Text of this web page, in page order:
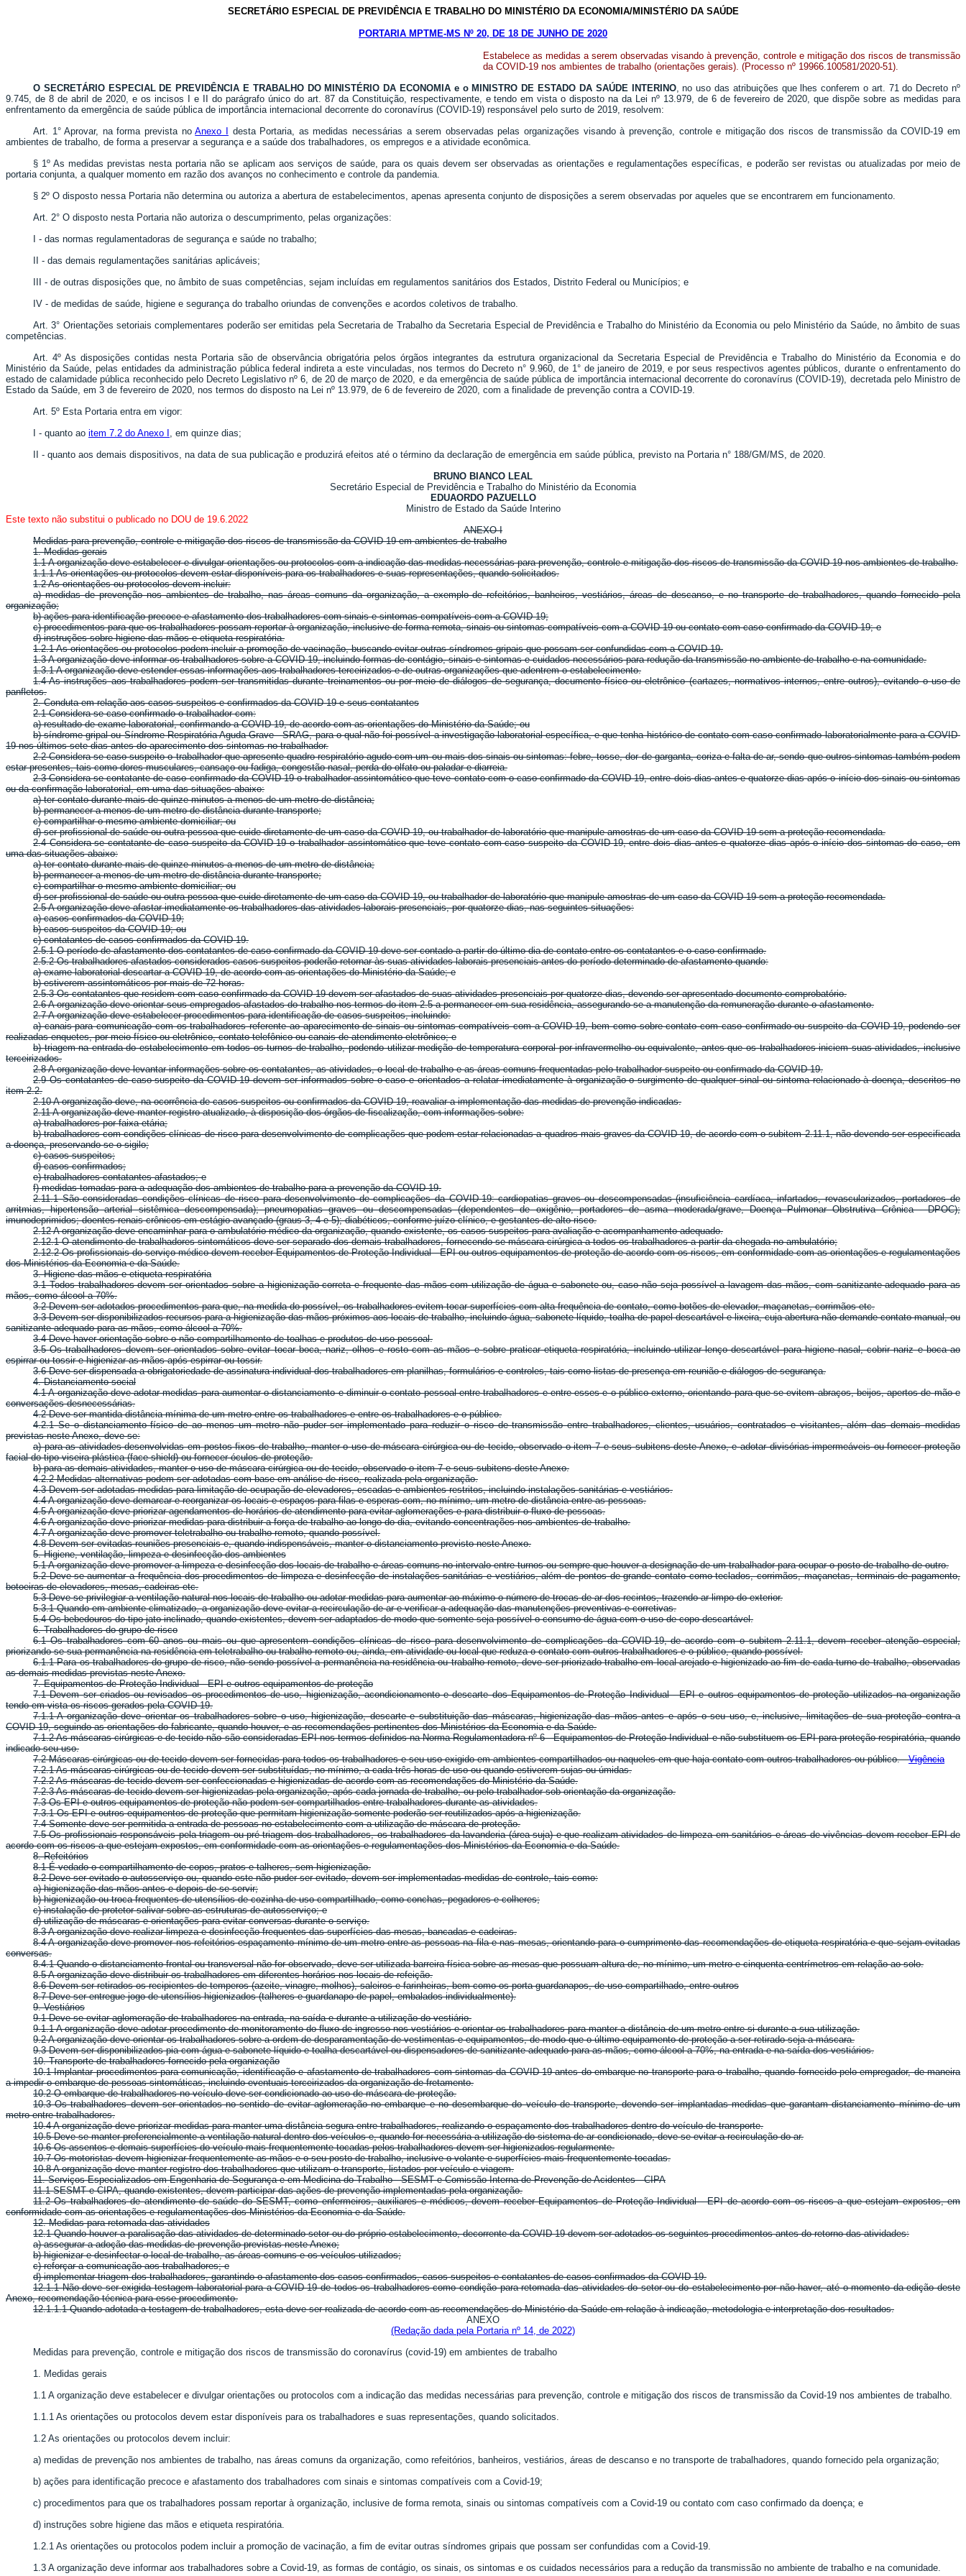
SECRETÁRIO ESPECIAL DE PREVIDÊNCIA E TRABALHO DO MINISTÉRIO DA ECONOMIA/MINISTÉRIO DA SAÚDE
PORTARIA MPTME-MS Nº 20, DE 18 DE JUNHO DE 2020
Estabelece as medidas a serem observadas visando à prevenção, controle e mitigação dos riscos de transmissão
da COVID-19 nos ambientes de trabalho (orientações gerais). (Processo nº 19966.100581/2020-51).
O SECRETÁRIO ESPECIAL DE PREVIDÊNCIA E TRABALHO DO MINISTÉRIO DA ECONOMIA e o MINISTRO DE ESTADO DA SAÚDE INTERINO, no uso das atribuições que lhes conferem o art. 71 do Decreto nº
9.745, de 8 de abril de 2020, e os incisos I e II do parágrafo único do art. 87 da Constituição, respectivamente, e tendo em vista o disposto na da Lei nº 13.979, de 6 de fevereiro de 2020, que dispõe sobre as medidas para
enfrentamento da emergência de saúde pública de importância internacional decorrente do coronavírus (COVID-19) responsável pelo surto de 2019, resolvem:
Art. 1° Aprovar, na forma prevista noAnexo I
desta Portaria, as medidas necessárias a serem observadas pelas organizações visando à prevenção, controle e mitigação dos riscos de transmissão da COVID-19 em
ambientes de trabalho, de forma a preservar a segurança e a saúde dos trabalhadores, os empregos e a atividade econômica.
§ 1º As medidas previstas nesta portaria não se aplicam aos serviços de saúde, para os quais devem ser observadas as orientações e regulamentações específicas, e poderão ser revistas ou atualizadas por meio de
portaria conjunta, a qualquer momento em razão dos avanços no conhecimento e controle da pandemia.
§ 2º O disposto nessa Portaria não determina ou autoriza a abertura de estabelecimentos, apenas apresenta conjunto de disposições a serem observadas por aqueles que se encontrarem em funcionamento.
Art. 2° O disposto nesta Portaria não autoriza o descumprimento, pelas organizações:
I - das normas regulamentadoras de segurança e saúde no trabalho;
II - das demais regulamentações sanitárias aplicáveis;
III - de outras disposições que, no âmbito de suas competências, sejam incluídas em regulamentos sanitários dos Estados, Distrito Federal ou Municípios; e
IV - de medidas de saúde, higiene e segurança do trabalho oriundas de convenções e acordos coletivos de trabalho.
Art. 3° Orientações setoriais complementares poderão ser emitidas pela Secretaria de Trabalho da Secretaria Especial de Previdência e Trabalho do Ministério da Economia ou pelo Ministério da Saúde, no âmbito de suas
competências.
Art. 4º As disposições contidas nesta Portaria são de observância obrigatória pelos órgãos integrantes da estrutura organizacional da Secretaria Especial de Previdência e Trabalho do Ministério da Economia e do
Ministério da Saúde, pelas entidades da administração pública federal indireta a este vinculadas, nos termos do Decreto n° 9.960, de 1° de janeiro de 2019, e por seus respectivos agentes públicos, durante o enfrentamento do
estado de calamidade pública reconhecido pelo Decreto Legislativo nº 6, de 20 de março de 2020, e da emergência de saúde pública de importância internacional decorrente do coronavírus (COVID-19), decretada pelo Ministro de
Estado da Saúde, em 3 de fevereiro de 2020, nos termos do disposto na Lei nº 13.979, de 6 de fevereiro de 2020, com a finalidade de prevenção contra a COVID-19.
Art. 5º Esta Portaria entra em vigor:
I - quanto ao item 7.2 do Anexo I , em quinze dias;
II - quanto aos demais dispositivos, na data de sua publicação e produzirá efeitos até o término da declaração de emergência em saúde pública, previsto na Portaria n° 188/GM/MS, de 2020.
BRUNO BIANCO LEAL
Secretário Especial de Previdência e Trabalho do Ministério da Economia
EDUAORDO PAZUELLO
Ministro de Estado da Saúde Interino
Este texto não substitui o publicado no DOU de 19.6.2022
ANEXO I
Medidas para prevenção, controle e mitigação dos riscos de transmissão da COVID-19 em ambientes de trabalho
1. Medidas gerais
1.1 A organização deve estabelecer e divulgar orientações ou protocolos com a indicação das medidas necessárias para prevenção, controle e mitigação dos riscos de transmissão da COVID-19 nos ambientes de trabalho.
1.1.1 As orientações ou protocolos devem estar disponíveis para os trabalhadores e suas representações, quando solicitados.
1.2 As orientações ou protocolos devem incluir:
a) medidas de prevenção nos ambientes de trabalho, nas áreas comuns da organização, a exemplo de refeitórios, banheiros, vestiários, áreas de descanso, e no transporte de trabalhadores, quando fornecido pela
organização;
b) ações para identificação precoce e afastamento dos trabalhadores com sinais e sintomas compatíveis com a COVID-19;
c) procedimentos para que os trabalhadores possam reportar à organização, inclusive de forma remota, sinais ou sintomas compatíveis com a COVID-19 ou contato com caso confirmado da COVID-19; e
d) instruções sobre higiene das mãos e etiqueta respiratória.
1.2.1 As orientações ou protocolos podem incluir a promoção de vacinação, buscando evitar outras síndromes gripais que possam ser confundidas com a COVID-19.
1.3 A organização deve informar os trabalhadores sobre a COVID-19, incluindo formas de contágio, sinais e sintomas e cuidados necessários para redução da transmissão no ambiente de trabalho e na comunidade.
1.3.1 A organização deve estender essas informações aos trabalhadores terceirizados e de outras organizações que adentrem o estabelecimento.
1.4 As instruções aos trabalhadores podem ser transmitidas durante treinamentos ou por meio de diálogos de segurança, documento físico ou eletrônico (cartazes, normativos internos, entre outros), evitando o uso de
panfletos.
2. Conduta em relação aos casos suspeitos e confirmados da COVID-19 e seus contatantes
2.1 Considera-se caso confirmado o trabalhador com:
a) resultado de exame laboratorial, confirmando a COVID-19, de acordo com as orientações do Ministério da Saúde; ou
b) síndrome gripal ou Síndrome Respiratória Aguda Grave - SRAG, para o qual não foi possível a investigação laboratorial específica, e que tenha histórico de contato com caso confirmado laboratorialmente para a COVID-
19 nos últimos sete dias antes do aparecimento dos sintomas no trabalhador.
2.2 Considera-se caso suspeito o trabalhador que apresente quadro respiratório agudo com um ou mais dos sinais ou sintomas: febre, tosse, dor de garganta, coriza e falta de ar, sendo que outros sintomas também podem
estar presentes, tais como dores musculares, cansaço ou fadiga, congestão nasal, perda do olfato ou paladar e diarreia.
2.3 Considera-se contatante de caso confirmado da COVID-19 o trabalhador assintomático que teve contato com o caso confirmado da COVID-19, entre dois dias antes e quatorze dias após o início dos sinais ou sintomas
ou da confirmação laboratorial, em uma das situações abaixo:
a) ter contato durante mais de quinze minutos a menos de um metro de distância;
b) permanecer a menos de um metro de distância durante transporte;
c) compartilhar o mesmo ambiente domiciliar; ou
d) ser profissional de saúde ou outra pessoa que cuide diretamente de um caso da COVID-19, ou trabalhador de laboratório que manipule amostras de um caso da COVID-19 sem a proteção recomendada.
2.4 Considera-se contatante de caso suspeito da COVID-19 o trabalhador assintomático que teve contato com caso suspeito da COVID-19, entre dois dias antes e quatorze dias após o início dos sintomas do caso, em
uma das situações abaixo:
a) ter contato durante mais de quinze minutos a menos de um metro de distância;
b) permanecer a menos de um metro de distância durante transporte;
c) compartilhar o mesmo ambiente domiciliar; ou
d) ser profissional de saúde ou outra pessoa que cuide diretamente de um caso da COVID-19, ou trabalhador de laboratório que manipule amostras de um caso da COVID-19 sem a proteção recomendada.
2.5 A organização deve afastar imediatamente os trabalhadores das atividades laborais presenciais, por quatorze dias, nas seguintes situações:
a) casos confirmados da COVID-19;
b) casos suspeitos da COVID-19; ou
c) contatantes de casos confirmados da COVID-19.
2.5.1 O período de afastamento dos contatantes de caso confirmado da COVID-19 deve ser contado a partir do último dia de contato entre os contatantes e o caso confirmado.
2.5.2 Os trabalhadores afastados considerados casos suspeitos poderão retornar às suas atividades laborais presenciais antes do período determinado de afastamento quando:
a) exame laboratorial descartar a COVID-19, de acordo com as orientações do Ministério da Saúde; e
b) estiverem assintomáticos por mais de 72 horas.
2.5.3 Os contatantes que residem com caso confirmado da COVID-19 devem ser afastados de suas atividades presenciais por quatorze dias, devendo ser apresentado documento comprobatório.
2.6 A organização deve orientar seus empregados afastados do trabalho nos termos do item 2.5 a permanecer em sua residência, assegurando-se a manutenção da remuneração durante o afastamento.
2.7 A organização deve estabelecer procedimentos para identificação de casos suspeitos, incluindo:
a) canais para comunicação com os trabalhadores referente ao aparecimento de sinais ou sintomas compatíveis com a COVID-19, bem como sobre contato com caso confirmado ou suspeito da COVID-19, podendo ser
realizadas enquetes, por meio físico ou eletrônico, contato telefônico ou canais de atendimento eletrônico; e
b) triagem na entrada do estabelecimento em todos os turnos de trabalho, podendo utilizar medição de temperatura corporal por infravermelho ou equivalente, antes que os trabalhadores iniciem suas atividades, inclusive
terceirizados.
2.8 A organização deve levantar informações sobre os contatantes, as atividades, o local de trabalho e as áreas comuns frequentadas pelo trabalhador suspeito ou confirmado da COVID-19.
2.9 Os contatantes de caso suspeito da COVID-19 devem ser informados sobre o caso e orientados a relatar imediatamente à organização o surgimento de qualquer sinal ou sintoma relacionado à doença, descritos no
item 2.2.
2.10 A organização deve, na ocorrência de casos suspeitos ou confirmados da COVID-19, reavaliar a implementação das medidas de prevenção indicadas.
2.11 A organização deve manter registro atualizado, à disposição dos órgãos de fiscalização, com informações sobre:
a) trabalhadores por faixa etária;
b) trabalhadores com condições clínicas de risco para desenvolvimento de complicações que podem estar relacionadas a quadros mais graves da COVID-19, de acordo com o subitem 2.11.1, não devendo ser especificada
a doença, preservando-se o sigilo;
c) casos suspeitos;
d) casos confirmados;
e) trabalhadores contatantes afastados; e
f) medidas tomadas para a adequação dos ambientes de trabalho para a prevenção da COVID-19.
2.11.1 São consideradas condições clínicas de risco para desenvolvimento de complicações da COVID-19: cardiopatias graves ou descompensadas (insuficiência cardíaca, infartados, revascularizados, portadores de
arritmias, hipertensão arterial sistêmica descompensada); pneumopatias graves ou descompensadas (dependentes de oxigênio, portadores de asma moderada/grave, Doença Pulmonar Obstrutiva Crônica - DPOC);
imunodeprimidos; doentes renais crônicos em estágio avançado (graus 3, 4 e 5); diabéticos, conforme juízo clínico, e gestantes de alto risco.
2.12 A organização deve encaminhar para o ambulatório médico da organização, quando existente, os casos suspeitos para avaliação e acompanhamento adequado.
2.12.1 O atendimento de trabalhadores sintomáticos deve ser separado dos demais trabalhadores, fornecendo-se máscara cirúrgica a todos os trabalhadores a partir da chegada no ambulatório;
2.12.2 Os profissionais do serviço médico devem receber Equipamentos de Proteção Individual - EPI ou outros equipamentos de proteção de acordo com os riscos, em conformidade com as orientações e regulamentações
dos Ministérios da Economia e da Saúde.
3. Higiene das mãos e etiqueta respiratória
3.1 Todos trabalhadores devem ser orientados sobre a higienização correta e frequente das mãos com utilização de água e sabonete ou, caso não seja possível a lavagem das mãos, com sanitizante adequado para as
mãos, como álcool a 70%.
3.2 Devem ser adotados procedimentos para que, na medida do possível, os trabalhadores evitem tocar superfícies com alta frequência de contato, como botões de elevador, maçanetas, corrimãos etc.
3.3 Devem ser disponibilizados recursos para a higienização das mãos próximos aos locais de trabalho, incluindo água, sabonete líquido, toalha de papel descartável e lixeira, cuja abertura não demande contato manual, ou
sanitizante adequado para as mãos, como álcool a 70%.
3.4 Deve haver orientação sobre o não compartilhamento de toalhas e produtos de uso pessoal.
3.5 Os trabalhadores devem ser orientados sobre evitar tocar boca, nariz, olhos e rosto com as mãos e sobre praticar etiqueta respiratória, incluindo utilizar lenço descartável para higiene nasal, cobrir nariz e boca ao
espirrar ou tossir e higienizar as mãos após espirrar ou tossir.
3.6 Deve ser dispensada a obrigatoriedade de assinatura individual dos trabalhadores em planilhas, formulários e controles, tais como listas de presença em reunião e diálogos de segurança.
4. Distanciamento social
4.1 A organização deve adotar medidas para aumentar o distanciamento e diminuir o contato pessoal entre trabalhadores e entre esses e o público externo, orientando para que se evitem abraços, beijos, apertos de mão e
conversações desnecessárias.
4.2 Deve ser mantida distância mínima de um metro entre os trabalhadores e entre os trabalhadores e o público.
4.2.1 Se o distanciamento físico de ao menos um metro não puder ser implementado para reduzir o risco de transmissão entre trabalhadores, clientes, usuários, contratados e visitantes, além das demais medidas
previstas neste Anexo, deve-se:
a) para as atividades desenvolvidas em postos fixos de trabalho, manter o uso de máscara cirúrgica ou de tecido, observado o item 7 e seus subitens deste Anexo, e adotar divisórias impermeáveis ou fornecer proteção
facial do tipo viseira plástica (face shield) ou fornecer óculos de proteção.
b) para as demais atividades, manter o uso de máscara cirúrgica ou de tecido, observado o item 7 e seus subitens deste Anexo.
4.2.2 Medidas alternativas podem ser adotadas com base em análise de risco, realizada pela organização.
4.3 Devem ser adotadas medidas para limitação de ocupação de elevadores, escadas e ambientes restritos, incluindo instalações sanitárias e vestiários.
4.4 A organização deve demarcar e reorganizar os locais e espaços para filas e esperas com, no mínimo, um metro de distância entre as pessoas.
4.5 A organização deve priorizar agendamentos de horários de atendimento para evitar aglomerações e para distribuir o fluxo de pessoas.
4.6 A organização deve priorizar medidas para distribuir a força de trabalho ao longo do dia, evitando concentrações nos ambientes de trabalho.
4.7 A organização deve promover teletrabalho ou trabalho remoto, quando possível.
4.8 Devem ser evitadas reuniões presenciais e, quando indispensáveis, manter o distanciamento previsto neste Anexo.
5. Higiene, ventilação, limpeza e desinfecção dos ambientes
5.1 A organização deve promover a limpeza e desinfecção dos locais de trabalho e áreas comuns no intervalo entre turnos ou sempre que houver a designação de um trabalhador para ocupar o posto de trabalho de outro.
5.2 Deve-se aumentar a frequência dos procedimentos de limpeza e desinfecção de instalações sanitárias e vestiários, além de pontos de grande contato como teclados, corrimãos, maçanetas, terminais de pagamento,
botoeiras de elevadores, mesas, cadeiras etc.
5.3 Deve-se privilegiar a ventilação natural nos locais de trabalho ou adotar medidas para aumentar ao máximo o número de trocas de ar dos recintos, trazendo ar limpo do exterior.
5.3.1 Quando em ambiente climatizado, a organização deve evitar a recirculação de ar e verificar a adequação das manutenções preventivas e corretivas.
5.4 Os bebedouros do tipo jato inclinado, quando existentes, devem ser adaptados de modo que somente seja possível o consumo de água com o uso de copo descartável.
6. Trabalhadores do grupo de risco
6.1 Os trabalhadores com 60 anos ou mais ou que apresentem condições clínicas de risco para desenvolvimento de complicações da COVID-19, de acordo com o subitem 2.11.1, devem receber atenção especial,
priorizando-se sua permanência na residência em teletrabalho ou trabalho remoto ou, ainda, em atividade ou local que reduza o contato com outros trabalhadores e o público, quando possível.
6.1.1 Para os trabalhadores do grupo de risco, não sendo possível a permanência na residência ou trabalho remoto, deve ser priorizado trabalho em local arejado e higienizado ao fim de cada turno de trabalho, observadas
as demais medidas previstas neste Anexo.
7. Equipamentos de Proteção Individual - EPI e outros equipamentos de proteção
7.1 Devem ser criados ou revisados os procedimentos de uso, higienização, acondicionamento e descarte dos Equipamentos de Proteção Individual - EPI e outros equipamentos de proteção utilizados na organização
tendo em vista os riscos gerados pela COVID-19.
7.1.1 A organização deve orientar os trabalhadores sobre o uso, higienização, descarte e substituição das máscaras, higienização das mãos antes e após o seu uso, e, inclusive, limitações de sua proteção contra a
COVID-19, seguindo as orientações do fabricante, quando houver, e as recomendações pertinentes dos Ministérios da Economia e da Saúde.
7.1.2 As máscaras cirúrgicas e de tecido não são consideradas EPI nos termos definidos na Norma Regulamentadora nº 6 - Equipamentos de Proteção Individual e não substituem os EPI para proteção respiratória, quando
indicado seu uso.
7.2 Máscaras cirúrgicas ou de tecido devem ser fornecidas para todos os trabalhadores e seu uso exigido em ambientes compartilhados ou naqueles em que haja contato com outros trabalhadores ou público.Vigência
7.2.1 As máscaras cirúrgicas ou de tecido devem ser substituídas, no mínimo, a cada três horas de uso ou quando estiverem sujas ou úmidas.
7.2.2 As máscaras de tecido devem ser confeccionadas e higienizadas de acordo com as recomendações do Ministério da Saúde.
7.2.3 As máscaras de tecido devem ser higienizadas pela organização, após cada jornada de trabalho, ou pelo trabalhador sob orientação da organização.
7.3 Os EPI e outros equipamentos de proteção não podem ser compartilhados entre trabalhadores durante as atividades.
7.3.1 Os EPI e outros equipamentos de proteção que permitam higienização somente poderão ser reutilizados após a higienização.
7.4 Somente deve ser permitida a entrada de pessoas no estabelecimento com a utilização de máscara de proteção.
7.5 Os profissionais responsáveis pela triagem ou pré-triagem dos trabalhadores, os trabalhadores da lavanderia (área suja) e que realizam atividades de limpeza em sanitários e áreas de vivências devem receber EPI de
acordo com os riscos a que estejam expostos, em conformidade com as orientações e regulamentações dos Ministérios da Economia e da Saúde.
8. Refeitórios
8.1 É vedado o compartilhamento de copos, pratos e talheres, sem higienização.
8.2 Deve ser evitado o autosserviço ou, quando este não puder ser evitado, devem ser implementadas medidas de controle, tais como:
a) higienização das mãos antes e depois de se servir;
b) higienização ou troca frequentes de utensílios de cozinha de uso compartilhado, como conchas, pegadores e colheres;
c) instalação de protetor salivar sobre as estruturas de autosserviço; e
d) utilização de máscaras e orientações para evitar conversas durante o serviço.
8.3 A organização deve realizar limpeza e desinfecção frequentes das superfícies das mesas, bancadas e cadeiras.
8.4 A organização deve promover nos refeitórios espaçamento mínimo de um metro entre as pessoas na fila e nas mesas, orientando para o cumprimento das recomendações de etiqueta respiratória e que sejam evitadas
conversas.
8.4.1 Quando o distanciamento frontal ou transversal não for observado, deve ser utilizada barreira física sobre as mesas que possuam altura de, no mínimo, um metro e cinquenta centrímetros em relação ao solo.
8.5 A organização deve distribuir os trabalhadores em diferentes horários nos locais de refeição.
8.6 Devem ser retirados os recipientes de temperos (azeite, vinagre, molhos), saleiros e farinheiras, bem como os porta-guardanapos, de uso compartilhado, entre outros
8.7 Deve ser entregue jogo de utensílios higienizados (talheres e guardanapo de papel, embalados individualmente).
9. Vestiários
9.1 Deve-se evitar aglomeração de trabalhadores na entrada, na saída e durante a utilização do vestiário.
9.1.1 A organização deve adotar procedimento de monitoramento do fluxo de ingresso nos vestiários e orientar os trabalhadores para manter a distância de um metro entre si durante a sua utilização.
9.2 A organização deve orientar os trabalhadores sobre a ordem de desparamentação de vestimentas e equipamentos, de modo que o último equipamento de proteção a ser retirado seja a máscara.
9.3 Devem ser disponibilizados pia com água e sabonete líquido e toalha descartável ou dispensadores de sanitizante adequado para as mãos, como álcool a 70%, na entrada e na saída dos vestiários.
10. Transporte de trabalhadores fornecido pela organização
10.1 Implantar procedimentos para comunicação, identificação e afastamento de trabalhadores com sintomas da COVID-19 antes do embarque no transporte para o trabalho, quando fornecido pelo empregador, de maneira
a impedir o embarque de pessoas sintomáticas, incluindo eventuais terceirizados da organização de fretamento.
10.2 O embarque de trabalhadores no veículo deve ser condicionado ao uso de máscara de proteção.
10.3 Os trabalhadores devem ser orientados no sentido de evitar aglomeração no embarque e no desembarque do veículo de transporte, devendo ser implantadas medidas que garantam distanciamento mínimo de um
metro entre trabalhadores.
10.4 A organização deve priorizar medidas para manter uma distância segura entre trabalhadores, realizando o espaçamento dos trabalhadores dentro do veículo de transporte.
10.5 Deve-se manter preferencialmente a ventilação natural dentro dos veículos e, quando for necessária a utilização do sistema de ar condicionado, deve-se evitar a recirculação do ar.
10.6 Os assentos e demais superfícies do veículo mais frequentemente tocadas pelos trabalhadores devem ser higienizados regularmente.
10.7 Os motoristas devem higienizar frequentemente as mãos e o seu posto de trabalho, inclusive o volante e superfícies mais frequentemente tocadas.
10.8 A organização deve manter registro dos trabalhadores que utilizam o transporte, listados por veículo e viagem.
11. Serviços Especializados em Engenharia de Segurança e em Medicina do Trabalho - SESMT e Comissão Interna de Prevenção de Acidentes - CIPA
11.1 SESMT e CIPA, quando existentes, devem participar das ações de prevenção implementadas pela organização.
11.2 Os trabalhadores de atendimento de saúde do SESMT, como enfermeiros, auxiliares e médicos, devem receber Equipamentos de Proteção Individual - EPI de acordo com os riscos a que estejam expostos, em
conformidade com as orientações e regulamentações dos Ministérios da Economia e da Saúde.
12. Medidas para retomada das atividades
12.1 Quando houver a paralisação das atividades de determinado setor ou do próprio estabelecimento, decorrente da COVID-19 devem ser adotados os seguintes procedimentos antes do retorno das atividades:
a) assegurar a adoção das medidas de prevenção previstas neste Anexo;
b) higienizar e desinfectar o local de trabalho, as áreas comuns e os veículos utilizados;
c) reforçar a comunicação aos trabalhadores; e
d) implementar triagem dos trabalhadores, garantindo o afastamento dos casos confirmados, casos suspeitos e contatantes de casos confirmados da COVID-19.
12.1.1 Não deve ser exigida testagem laboratorial para a COVID-19 de todos os trabalhadores como condição para retomada das atividades do setor ou do estabelecimento por não haver, até o momento da edição deste
Anexo, recomendação técnica para esse procedimento.
12.1.1.1 Quando adotada a testagem de trabalhadores, esta deve ser realizada de acordo com as recomendações do Ministério da Saúde em relação à indicação, metodologia e interpretação dos resultados.
ANEXO
(Redação dada pela Portaria nº 14, de 2022)
Medidas para prevenção, controle e mitigação dos riscos de transmissão do coronavírus (covid-19) em ambientes de trabalho
1. Medidas gerais
1.1 A organização deve estabelecer e divulgar orientações ou protocolos com a indicação das medidas necessárias para prevenção, controle e mitigação dos riscos de transmissão da Covid-19 nos ambientes de trabalho.
1.1.1 As orientações ou protocolos devem estar disponíveis para os trabalhadores e suas representações, quando solicitados.
1.2 As orientações ou protocolos devem incluir:
a) medidas de prevenção nos ambientes de trabalho, nas áreas comuns da organização, como refeitórios, banheiros, vestiários, áreas de descanso e no transporte de trabalhadores, quando fornecido pela organização;
b) ações para identificação precoce e afastamento dos trabalhadores com sinais e sintomas compatíveis com a Covid-19;
c) procedimentos para que os trabalhadores possam reportar à organização, inclusive de forma remota, sinais ou sintomas compatíveis com a Covid-19 ou contato com caso confirmado da doença; e
d) instruções sobre higiene das mãos e etiqueta respiratória.
1.2.1 As orientações ou protocolos podem incluir a promoção de vacinação, a fim de evitar outras síndromes gripais que possam ser confundidas com a Covid-19.
1.3 A organização deve informar aos trabalhadores sobre a Covid-19, as formas de contágio, os sinais, os sintomas e os cuidados necessários para a redução da transmissão no ambiente de trabalho e na comunidade.